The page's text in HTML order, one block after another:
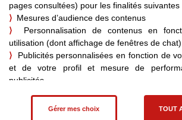
Déjà client ?
Vous pouvez vous connecter pour bénéficier
personnalisées.
Je me connecte
pages consultées) pour les finalités suivantes
⟩ Mesures d’audience des contenus
⟩
Personnalisation de contenus en
utilisation (dont affichage de fenêtres de chat)
⟩
Publicités personnalisées en fonction de
et de votre profil et mesure de
publicités
suite à une visite sur un site partenaire
Gérer mes choix TOUT